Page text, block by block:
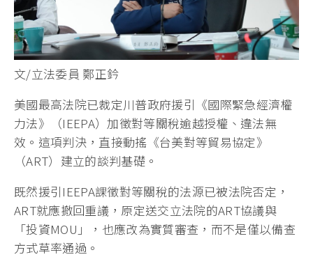
文/立法委員 鄭正鈐
美國最高法院已裁定川普政府援引《國際緊急經濟權
力法》（IEEPA）加徵對等關稅逾越授權、違法無
效。這項判決，直接動搖《台美對等貿易協定》
（ART）建立的談判基礎。
既然援引IEEPA課徵對等關稅的法源已被法院否定，
ART就應撤回重議，原定送交立法院的ART協議與
「投資MOU」，也應改為實質審查，而不是僅以備查
方式草率通過。